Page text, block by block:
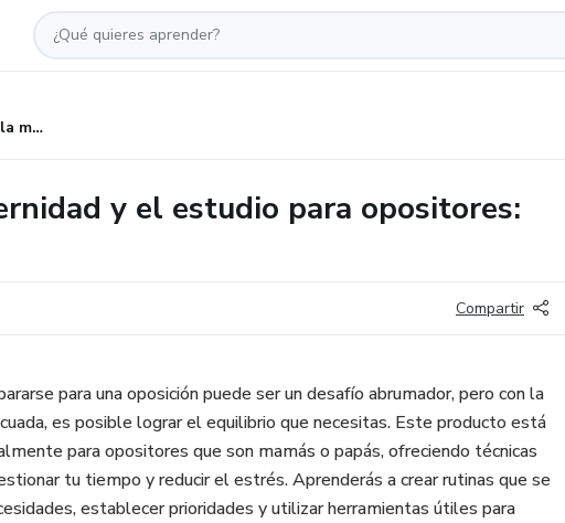
Cómo equilibrar la maternidad y el estudio para opositores: Consejos prácticos
y el estudio para opositores:
Compartir
para una oposición puede ser un desafío abrumador, pero con la
es posible lograr el equilibrio que necesitas. Este producto está
para opositores que son mamás o papás, ofreciendo técnicas
tu tiempo y reducir el estrés. Aprenderás a crear rutinas que se
establecer prioridades y utilizar herramientas útiles para